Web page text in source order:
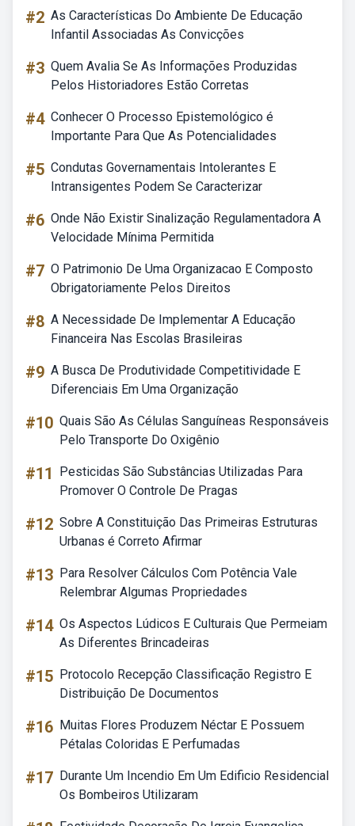
#2 As Características Do Ambiente De Educação
Infantil Associadas As Convicções
#3 Quem Avalia Se As Informações Produzidas
Pelos Historiadores Estão Corretas
#4 Conhecer O Processo Epistemológico é
Importante Para Que As Potencialidades
#5 Condutas Governamentais Intolerantes E
Intransigentes Podem Se Caracterizar
#6 Onde Não Existir Sinalização Regulamentadora A
Velocidade Mínima Permitida
#7 O Patrimonio De Uma Organizacao E Composto
Obrigatoriamente Pelos Direitos
#8 A Necessidade De Implementar A Educação
Financeira Nas Escolas Brasileiras
#9 A Busca De Produtividade Competitividade E
Diferenciais Em Uma Organização
#10 Quais São As Células Sanguíneas Responsáveis
Pelo Transporte Do Oxigênio
#11
Pesticidas São Substâncias Utilizadas Para
Promover O Controle De Pragas
#12 Sobre A Constituição Das Primeiras Estruturas
Urbanas é Correto Afirmar
#13 Para Resolver Cálculos Com Potência Vale
Relembrar Algumas Propriedades
#14 Os Aspectos Lúdicos E Culturais Que Permeiam
As Diferentes Brincadeiras
#15 Protocolo Recepção Classificação Registro E
Distribuição De Documentos
#16 Muitas Flores Produzem Néctar E Possuem
Pétalas Coloridas E Perfumadas
#17 Durante Um Incendio Em Um Edificio Residencial
Os Bombeiros Utilizaram